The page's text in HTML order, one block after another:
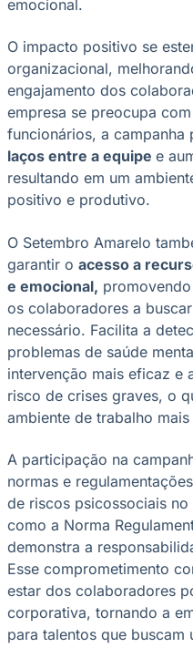
emocional.
O impacto positivo se
organizacional,
engajamento dos
empresa se preocupa
funcionários, a campanha
laços entre a equipe e
resultando em um
positivo e produtivo.
O Setembro Amarelo
garantir o acesso a
e emocional,
os colaboradores a
necessário. Facilita a
problemas de saúde
intervenção mais eficaz e
risco de crises graves, o
ambiente de trabalho
A participação na
normas e
de riscos psicossociais
como a Norma
demonstra a
Esse comprometimento
estar dos colaboradores
corporativa, tornando a
para talentos que buscam